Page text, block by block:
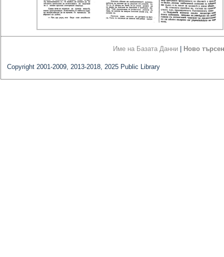
Име на Базата Данни Ново
Copyright 2001-2009, 2013-2018, 2025 Public Library